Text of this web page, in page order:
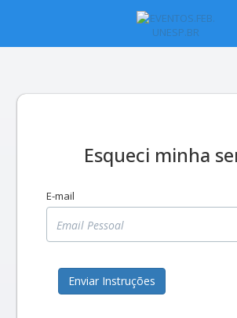
Esqueci minha
E-mail
Enviar Instruções